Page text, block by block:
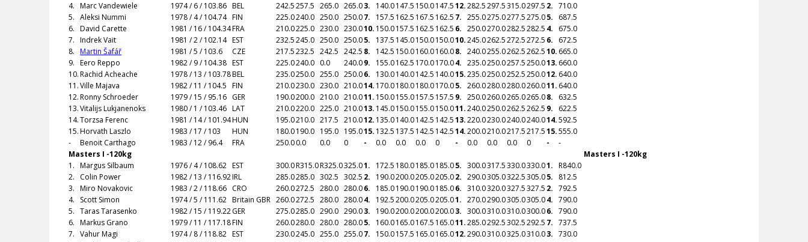
4. Marc Vandewiele 1974 / 6 / 103.86 BEL 242.5257.5 265.0 265.03. 140.0147.5 150.0147.512.282.5297.5315.0297.5 2. 710.0
5. Aleksi Nummi 1978 / 4 / 104.74 FIN 225.0240.0 250.0 250.07. 157.5 162.5 167.5 162.5 7. 255.0275.0277.5275.05.
687.5
6. David Carette 1981 / 16 / 104.34FRA 210.0225.0 230.0 230.010. 150.0157.5 162.5 162.5 6. 250.0270.0282.5282.5 4.
675.0
7. Indrek Vait 1981 / 2 / 102.14 EST 232.5245.0 250.0 250.05. 137.5 145.0150.0150.010.245.0262.5272.5272.5 6.
672.5
8. Martin Šafář 1981 / 5 / 103.6 CZE 217.5232.5 242.5 242.5 8. 142.5 150.0160.0160.08. 240.0255.0262.5262.510. 665.0
9. Eero Reppo 1982 / 9 / 104.38 EST 225.0240.0 0.0 240.09. 155.0162.5 170.0170.04. 235.0250.0257.5250.013. 660.0
10.Rachid Acheache 1978 / 13 / 103.78BEL 235.0250.0 255.0 250.06. 130.0140.0142.5 140.015.235.0250.0252.5250.012. 640.0
11.Ville Majava 1982 / 11 / 104.5 FIN 210.0230.0 230.0 210.014. 170.0180.0180.0170.05. 260.0280.0280.0260.011. 640.0
12.Ronny Schroeder 1979 / 15 / 95.16 GER 190.0200.0 210.0 210.011. 150.0155.0157.5 157.5 9. 250.0260.0265.0265.08.
632.5
13.Vitalijs Lukjanenoks 1980 / 1 / 103.46 LAT 210.0220.0 225.0 210.013. 145.0150.0155.0150.011.240.0250.0262.5262.5 9.
622.5
14.Torzsa Ferenc 1981 / 14 / 101.94HUN 195.0210.0 217.5 210.012. 135.0140.0142.5 142.513.220.0230.0240.0240.014.592.5
15.Horvath Laszlo 1983 / 17 / 103 HUN 180.0190.0 195.0 195.015. 132.5 137.5 142.5 142.514.200.0210.0217.5217.515.555.0
-
Benoit Carthago 1983 / 12 / 96.4 FRA 250.00.0 0.0 0 - 0.0 0.0 0.0 0 - 0.0 0.0 0.0 0 -
-
Masters I -120kg
Masters I -120kg
1. Margus Silbaum 1976 / 4 / 108.62 EST 300.0R315.0R325.0325.01. 172.5 180.0185.0185.05. 300.0317.5330.0330.01. R840.0
2.
Colin Power 1982 / 13 / 116.92IRL 285.0285.0 302.5 302.5 2. 190.0200.0205.0205.02. 290.0305.0322.5305.05.
812.5
3. Miro Novakovic 1983 / 2 / 118.66 CRO 260.0272.5 280.0 280.06. 185.0190.0190.0185.06. 310.0320.0327.5327.5 2. 792.5
4.
Scott Simon 1974 / 5 / 111.62 Britain GBR 260.0272.5 280.0 280.04. 192.5200.0205.0205.01. 270.0290.0305.0305.04. 790.0
5. Taras Tarasenko 1982 / 15 / 119.22GER 275.0285.0 290.0 290.03. 190.0200.0200.0200.03. 300.0310.0310.0300.06. 790.0
6. Markus Grano 1979 / 11 / 117.18FIN 260.0280.0 280.0 280.05. 160.0165.0167.5 165.011.285.0292.5302.5292.5 7. 737.5
7. Vahur Magi 1974 / 8 / 118.82 EST 230.0245.0 255.0 255.07. 150.0157.5 165.0165.012.290.0310.0325.0310.03. 730.0